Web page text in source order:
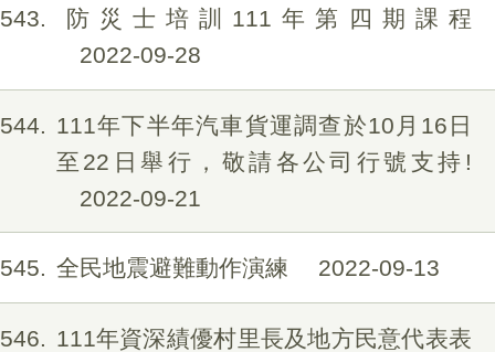
543
防災士培訓111年第四期課程
2022-09-28
544
111年下半年汽車貨運調查於10月16日
至22日舉行，敬請各公司行號支持!
2022-09-21
545 全民地震避難動作演練 2022-09-13
546
111年資深績優村里長及地方民意代表表